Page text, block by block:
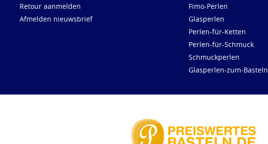
Retour aanmelden
Afmelden nieuwsbrief
Fimo-Perlen
Glasperlen
Perlen-für-Ketten
Perlen-für-Schmuck
Schmuckperlen
Glasperlen-zum-Basteln